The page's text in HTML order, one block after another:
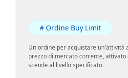
# Ordine Buy Limit
Un ordine per acquistare un'attività
prezzo di mercato corrente,
scende al livello specificato.